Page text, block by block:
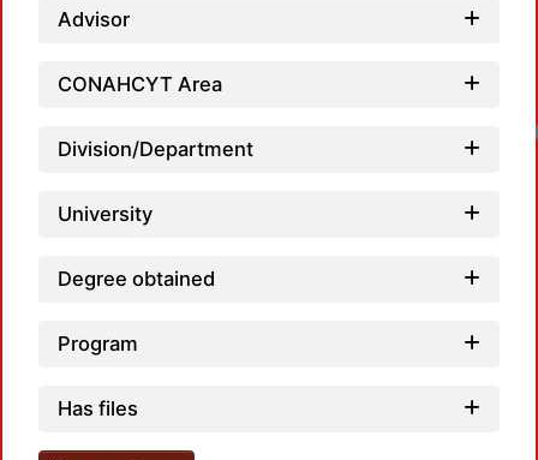
Advisor
CONAHCYT Area
Division/Department
University
Degree obtained
Program
Has files